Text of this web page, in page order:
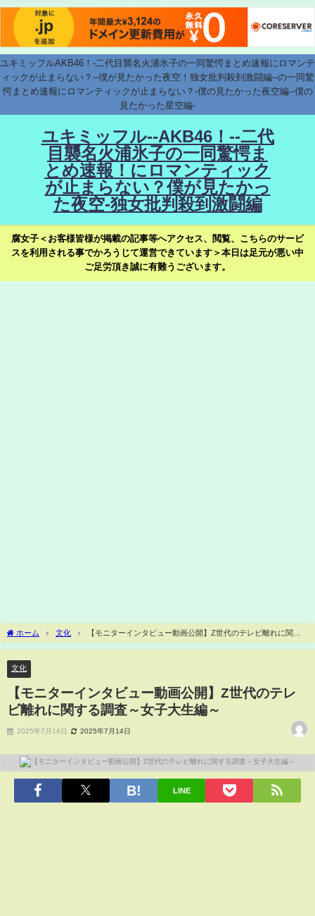
ユキミッフルAKB46！-二代目襲名火浦氷子の一同驚愕まとめ速報にロマンテ
ィックが止まらない？--僕が見たかった夜空！独女批判殺到激闘編--の一同驚
愕まとめ速報にロマンティックが止まらない？-僕の見たかった夜空編--僕の
見たかった星空編-
ユキミッフル--AKB46！--二代
目襲名火浦氷子の一同驚愕ま
とめ速報！にロマンティック
が止まらない？僕が見たかっ
た夜空-独女批判殺到激闘編
腐女子＜お客様皆様が掲載の記事等へアクセス、閲覧、こちらのサービ
スを利用される事でかろうじて運営できています＞本日は足元が悪い中
ご足労頂き誠に有難うございます。
ホーム 文化
【モニターインタビュー動画公開】Z世代のテレビ離れに関す
る調査～女子大生編～
文化
【モニターインタビュー動画公開】Z世代のテレ
ビ離れに関する調査～女子大生編～
2025年7月14日 2025年7月14日
LINE